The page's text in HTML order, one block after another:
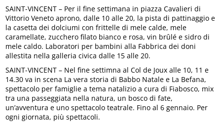
SAINT-VINCENT – Per il fine settimana in piazza Cavalieri di
Vittorio Veneto aprono, dalle 10 alle 20, la pista di pattinaggio e
la casetta dei dolciumi con frittelle di mele calde, mele
caramellate, zucchero filato bianco e rosa, vin brûlé e sidro di
mele caldo. Laboratori per bambini alla Fabbrica dei doni
allestita nella galleria civica dalle 15 alle 20.
SAINT-VINCENT – Nel fine settimna al Col de Joux alle 10, 11 e
14.30 va in scena La vera storia di Babbo Natale e La Befana,
spettacolo per famiglie a tema natalizio a cura di Fiabosco, mix
tra una passeggiata nella natura, un bosco di fate,
un’avventura e uno spettacolo teatrale. Fino al 6 gennaio. Per
ogni giornata, più spettacoli.